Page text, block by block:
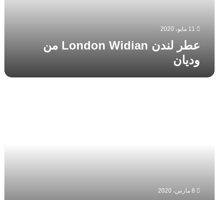
11 مايو، 2020
عطر لندن London Widian من
وديان
8 مارس، 2020